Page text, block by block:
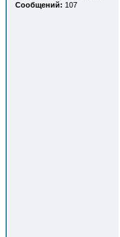
Сообщений: 107